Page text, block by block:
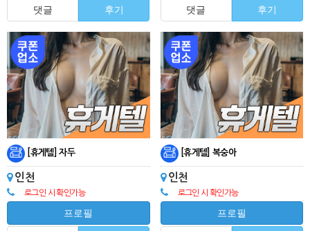
댓글 후기 댓글 후기
[휴게텔] 자두
인천
로그인 시 확인가능
프로필
[휴게텔] 복숭아
인천
로그인 시 확인가능
프로필